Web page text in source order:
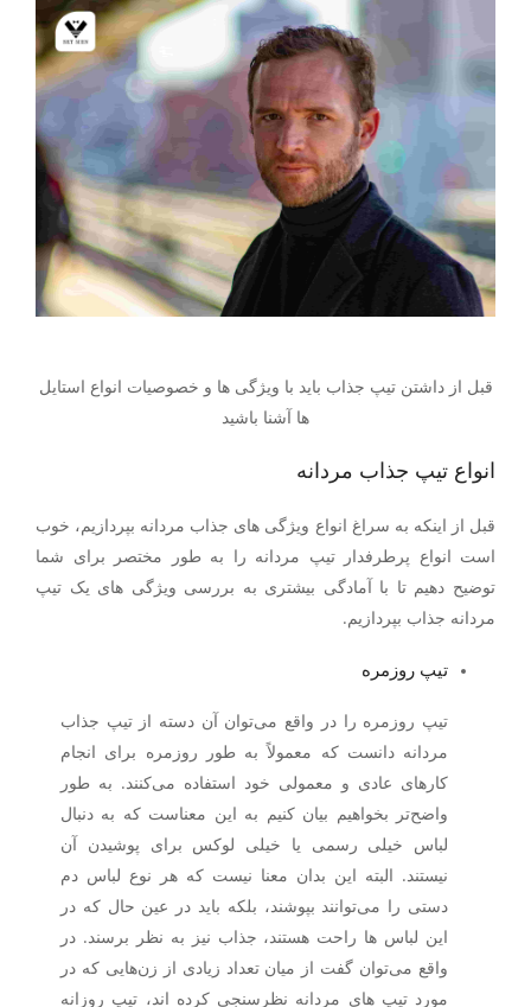
قبل از داشتن تیپ جذاب باید با ویژگی ها و خصوصیات انواع استایل
ها آشنا باشید
انواع تیپ جذاب مردانه
قبل از اینکه به سراغ انواع ویژگی های جذاب مردانه بپردازیم، خوب
است انواع پرطرفدار تیپ مردانه را به طور مختصر برای شما
توضیح دهیم تا با آمادگی بیشتری به بررسی ویژگی های یک تیپ
مردانه جذاب بپردازیم.
تیپ روزمره
تیپ روزمره را در واقع می‌توان آن دسته از تیپ جذاب
مردانه دانست که معمولاً به طور روزمره برای انجام
کارهای عادی و معمولی خود استفاده می‌کنند. به طور
واضح‌تر بخواهیم بیان کنیم به این معناست که به دنبال
لباس خیلی رسمی یا خیلی لوکس برای پوشیدن آن
نیستند. البته این بدان معنا نیست که هر نوع لباس دم
دستی را می‌توانند بپوشند، بلکه باید در عین حال که در
این لباس ها راحت هستند، جذاب نیز به نظر برسند. در
واقع می‌توان گفت از میان تعداد زیادی از زن‌هایی که در
مورد تیپ های مردانه نظرسنجی کرده اند، تیپ روزانه